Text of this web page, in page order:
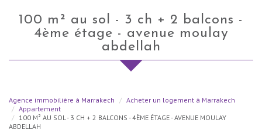
100 m² au sol - 3 ch + 2 balcons -
4ème étage - avenue moulay
abdellah
Agence immobilière à Marrakech
Acheter un logement à Marrakech
Appartement
100 M² AU SOL - 3 CH + 2 BALCONS - 4ÈME ÉTAGE - AVENUE MOULAY
ABDELLAH